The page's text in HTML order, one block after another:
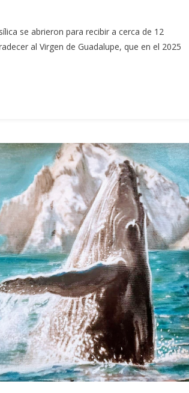
se abrieron para recibir a cerca de 12
al Virgen de Guadalupe, que en el 2025